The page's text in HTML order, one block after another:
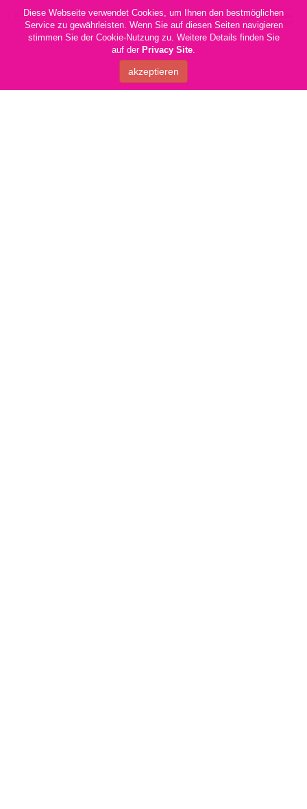
DE|IT
Diese Webseite verwendet Cookies, um Ihnen den bestmöglichen
Service zu gewährleisten. Wenn Sie auf diesen Seiten navigieren
stimmen Sie der Cookie-Nutzung zu. Weitere Details finden Sie
auf der Privacy Site.